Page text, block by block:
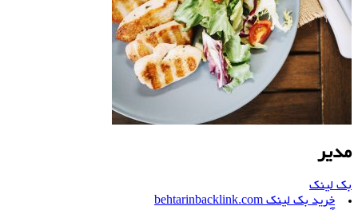
مدیر
بک لینک
خرید بک لینک behtarinbacklink.com